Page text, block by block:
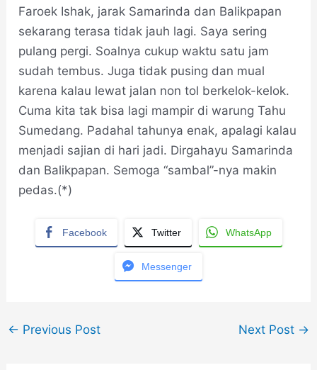
Faroek Ishak, jarak Samarinda dan Balikpapan
sekarang terasa tidak jauh lagi. Saya sering
pulang pergi. Soalnya cukup waktu satu jam
sudah tembus. Juga tidak pusing dan mual
karena kalau lewat jalan non tol berkelok-kelok.
Cuma kita tak bisa lagi mampir di warung Tahu
Sumedang. Padahal tahunya enak, apalagi kalau
menjadi sajian di hari jadi. Dirgahayu Samarinda
dan Balikpapan. Semoga “sambal”-nya makin
pedas.(*)
Facebook Twitter WhatsApp
Messenger
← Previous Post Next Post →